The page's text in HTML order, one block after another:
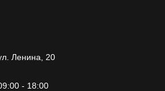
Ленина, 20
- 18:00